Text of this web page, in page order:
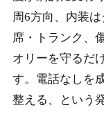
周6方向、内装
席・トランク、
オリーを守るだ
す。電話なしを
整える、という